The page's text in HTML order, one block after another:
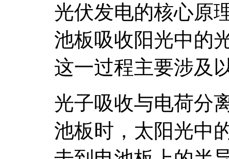
光伏发电的核心原
池板吸收阳光中的
这一过程主要涉及
光子吸收与电荷分
池板时，太阳光中